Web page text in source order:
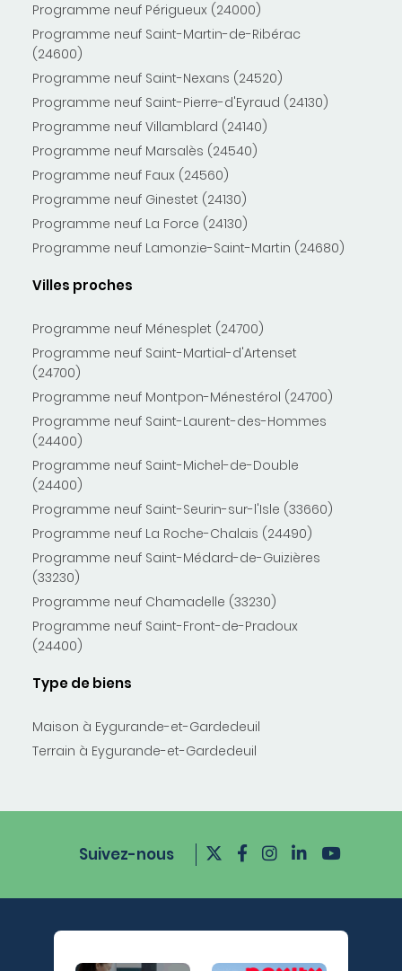
Programme neuf Périgueux (24000)
Programme neuf Saint-Martin-de-Ribérac
(24600)
Programme neuf Saint-Nexans (24520)
Programme neuf Saint-Pierre-d'Eyraud (24130)
Programme neuf Villamblard (24140)
Programme neuf Marsalès (24540)
Programme neuf Faux (24560)
Programme neuf Ginestet (24130)
Programme neuf La Force (24130)
Programme neuf Lamonzie-Saint-Martin (24680)
Villes proches
Programme neuf Ménesplet (24700)
Programme neuf Saint-Martial-d'Artenset
(24700)
Programme neuf Montpon-Ménestérol (24700)
Programme neuf Saint-Laurent-des-Hommes
(24400)
Programme neuf Saint-Michel-de-Double
(24400)
Programme neuf Saint-Seurin-sur-l'Isle (33660)
Programme neuf La Roche-Chalais (24490)
Programme neuf Saint-Médard-de-Guizières
(33230)
Programme neuf Chamadelle (33230)
Programme neuf Saint-Front-de-Pradoux
(24400)
Type de biens
Maison à Eygurande-et-Gardedeuil
Terrain à Eygurande-et-Gardedeuil
Suivez-nous